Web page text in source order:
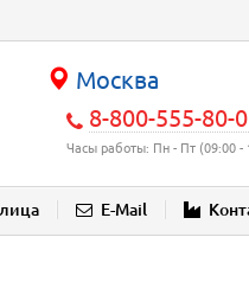
Москва
8-800-555-80-
Часы работы: Пн - Пт (09:00 -
E-Mail